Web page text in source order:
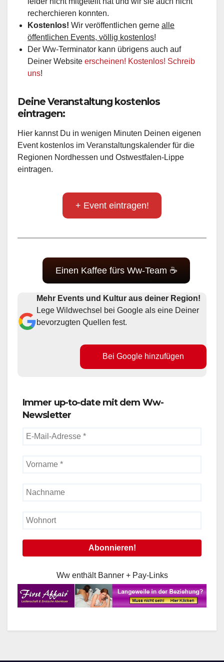
recherchieren konnten.
Kostenlos! Wir veröffentlichen gerne alle
öffentlichen Events, völlig kostenlos!
Der Ww-Terminator kann übrigens auch auf
Deiner Website erscheinen! Kostenlos! Schreib
uns!
Deine Veranstaltung kostenlos
eintragen:
Hier kannst Du in wenigen Minuten Deinen eigenen
Event kostenlos im Veranstaltungskalender für die
Regionen Nordhessen und Ostwestfalen-Lippe
eintragen.
+ Event eintragen!
Einen Kaffee fürs Ww-Team ☕
Mehr Events und Kultur aus deiner Region!
Lege Wildwechsel bei Google als eine Deiner
bevorzugten Quellen fest.
Bei Google hinzufügen
Immer up-to-date mit dem Ww-
Newsletter
Ww enthält Banner + Pay-Links